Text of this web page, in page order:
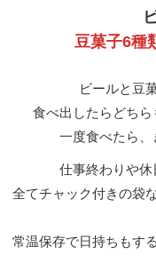
豆菓子6種
ビールと豆
食べ出したらどちら
一度食べたら、
仕事終わりや休
全てチャック付きの袋
常温保存で日持ちもす